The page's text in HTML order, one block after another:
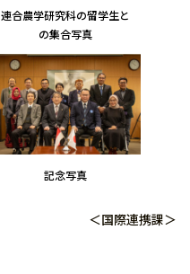
連合農学研究科の留学生と
の集合写真
記念写真
＜国際連携課＞